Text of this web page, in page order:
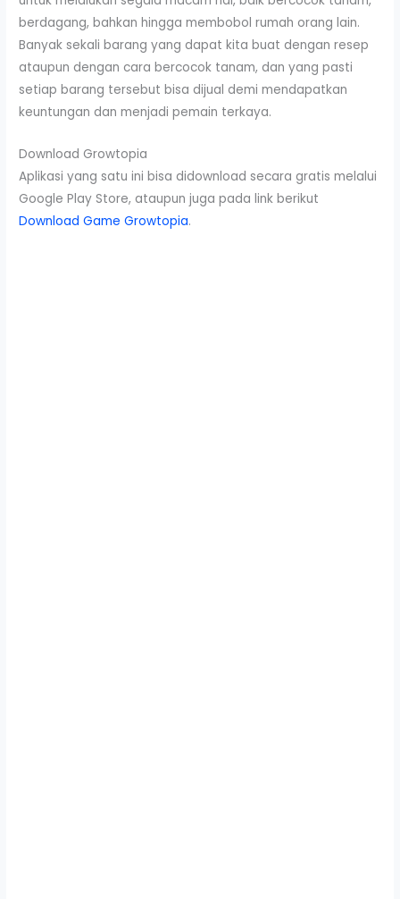
berdagang, bahkan hingga membobol rumah orang lain.
Banyak sekali barang yang dapat kita buat dengan resep
ataupun dengan cara bercocok tanam, dan yang pasti
setiap barang tersebut bisa dijual demi mendapatkan
keuntungan dan menjadi pemain terkaya.
Download Growtopia
Aplikasi yang satu ini bisa didownload secara gratis melalui
Google Play Store, ataupun juga pada link berikut
Download Game Growtopia.